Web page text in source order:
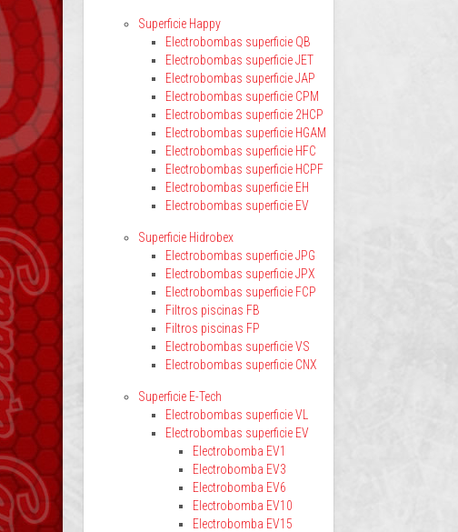
Superficie Happy
Electrobombas superficie QB
Electrobombas superficie JET
Electrobombas superficie JAP
Electrobombas superficie CPM
Electrobombas superficie 2HCP
Electrobombas superficie HGAM
Electrobombas superficie HFC
Electrobombas superficie HCPF
Electrobombas superficie EH
Electrobombas superficie EV
Superficie Hidrobex
Electrobombas superficie JPG
Electrobombas superficie JPX
Electrobombas superficie FCP
Filtros piscinas FB
Filtros piscinas FP
Electrobombas superficie VS
Electrobombas superficie CNX
Superficie E-Tech
Electrobombas superficie VL
Electrobombas superficie EV
Electrobomba EV1
Electrobomba EV3
Electrobomba EV6
Electrobomba EV10
Electrobomba EV15